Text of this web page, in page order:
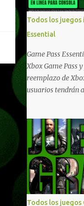
tenemos un
por acá . ¿Aún
compras?
vídeo para que se
generales de
Podes consultar
promociones
tener
Ofertas - Chile
- México Ofertas
España Todas
también aplican a
de los jue...
Todos los juegos
Essential
Game Pass
Xbox Game Pass
reemplazo de
usuarios tendrán
adicionales que
recientemente.
novedades una
diferentes juegos
Xbox y PC, que
de personajes,
emotes,
Todos los juegos